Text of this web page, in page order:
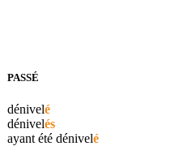
PASSÉ
dénivelé
dénivelés
ayant été dénivelé